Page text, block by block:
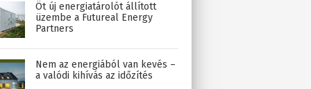
Öt új energiatárolót állított
üzembe a Futureal Energy
Partners
Nem az energiából van kevés –
a valódi kihívás az időzítés